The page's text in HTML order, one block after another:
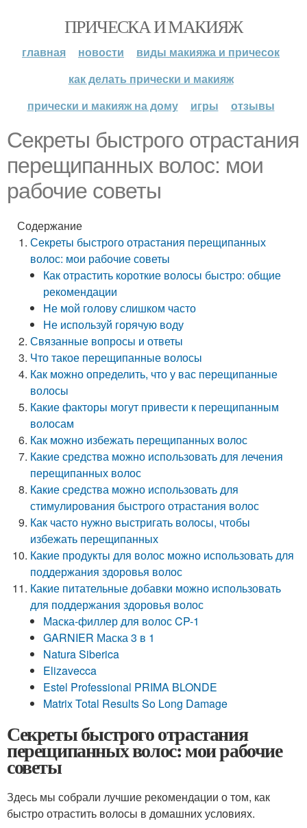
ПРИЧЕСКА И МАКИЯЖ
главная новости
виды макияжа и причесок
как делать прически и макияж
прически и макияж на дому
игры отзывы
Секреты быстрого отрастания
перещипанных волос: мои
рабочие советы
Содержание
Секреты быстрого отрастания перещипанных
волос: мои рабочие советы
Как отрастить короткие волосы быстро: общие
рекомендации
Не мой голову слишком часто
Не используй горячую воду
Связанные вопросы и ответы
Что такое перещипанные волосы
Как можно определить, что у вас перещипанные
волосы
Какие факторы могут привести к перещипанным
волосам
Как можно избежать перещипанных волос
Какие средства можно использовать для лечения
перещипанных волос
Какие средства можно использовать для
стимулирования быстрого отрастания волос
Как часто нужно выстригать волосы, чтобы
избежать перещипанных
Какие продукты для волос можно использовать для
поддержания здоровья волос
Какие питательные добавки можно использовать
для поддержания здоровья волос
Маска-филлер для волос CP-1
GARNIER Маска 3 в 1
Natura Siberica
Elizavecca
Estel Professional PRIMA BLONDE
Matrix Total Results So Long Damage
Секреты быстрого отрастания
перещипанных волос: мои рабочие
советы
Здесь мы собрали лучшие рекомендации о том, как
быстро отрастить волосы в домашних условиях.